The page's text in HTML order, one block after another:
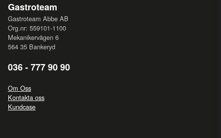
Gastroteam
Gastroteam Abbe AB
Org.nr: 559101-1100
Mekanikervägen 6
564 35 Bankeryd
036 - 777 90 90
Om Oss
Kontakta oss
Kundcase